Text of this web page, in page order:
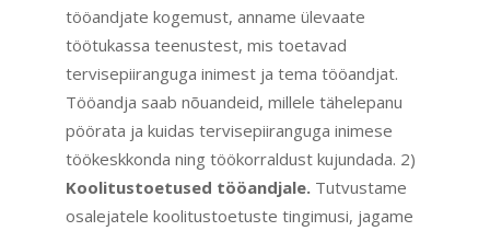
tööandjate kogemust, anname ülevaate
töötukassa teenustest, mis toetavad
tervisepiiranguga inimest ja tema tööandjat.
Tööandja saab nõuandeid, millele tähelepanu
pöörata ja kuidas tervisepiiranguga inimese
töökeskkonda ning töökorraldust kujundada. 2)
Koolitustoetused tööandjale. Tutvustame
osalejatele koolitustoetuste tingimusi, jagame